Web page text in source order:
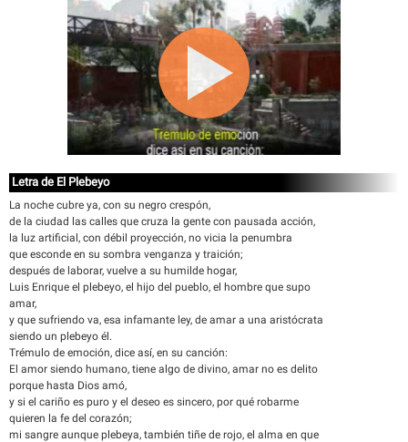
Letra de El Plebeyo
La noche cubre ya, con su negro crespón,
de la ciudad las calles que cruza la gente con pausada acción,
la luz artificial, con débil proyección, no vicia la penumbra
que esconde en su sombra venganza y traición;
después de laborar, vuelve a su humilde hogar,
Luis Enrique el plebeyo, el hijo del pueblo, el hombre que supo
amar,
y que sufriendo va, esa infamante ley, de amar a una aristócrata
siendo un plebeyo él.
Trémulo de emoción, dice así, en su canción:
El amor siendo humano, tiene algo de divino, amar no es delito
porque hasta Dios amó,
y si el cariño es puro y el deseo es sincero, por qué robarme
quieren la fe del corazón;
mi sangre aunque plebeya, también tiñe de rojo, el alma en que